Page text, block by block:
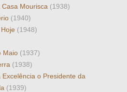
Mourisca (1938)
(1940)
(1948)
Maio (1937)
(1938)
o Presidente da
(1939)